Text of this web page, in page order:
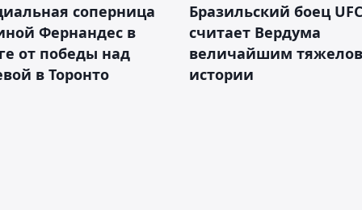
соперница
Фернандес в
от победы над
в Торонто
Бразильский боец
считает Вердума
величайшим
истории